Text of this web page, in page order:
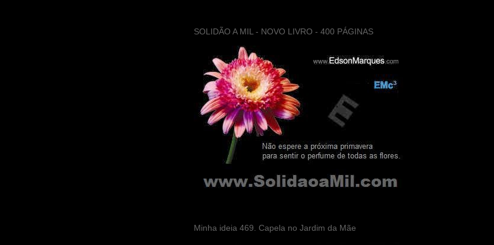
SOLIDÃO A MIL - NOVO LIVRO - 400 PÁGINAS
Minha ideia 469. Capela no Jardim da Mãe